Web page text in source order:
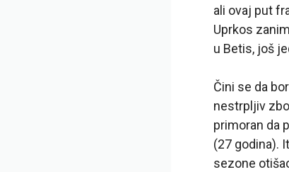
ali ovaj put
Uprkos
u Betis, još
Čini se da
nestrpljiv
primoran da
(27 godina).
sezone